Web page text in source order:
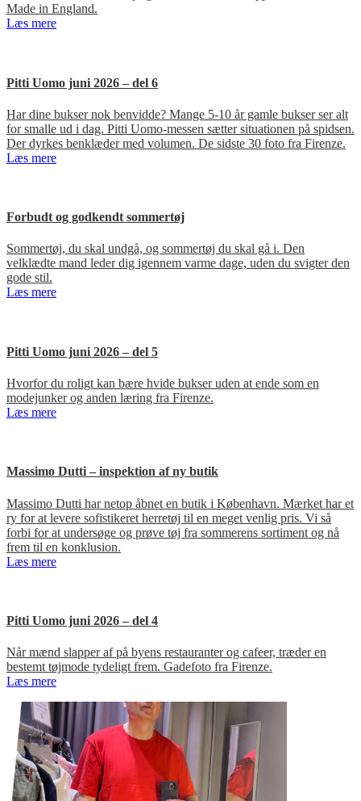
Made in England.
Læs mere
Pitti Uomo juni 2026 – del 6
Har dine bukser nok benvidde? Mange 5-10 år gamle bukser ser alt
for smalle ud i dag. Pitti Uomo-messen sætter situationen på spidsen.
Der dyrkes benklæder med volumen. De sidste 30 foto fra Firenze.
Læs mere
Forbudt og godkendt sommertøj
Sommertøj, du skal undgå, og sommertøj du skal gå i. Den
velklædte mand leder dig igennem varme dage, uden du svigter den
gode stil.
Læs mere
Pitti Uomo juni 2026 – del 5
Hvorfor du roligt kan bære hvide bukser uden at ende som en
modejunker og anden læring fra Firenze.
Læs mere
Massimo Dutti – inspektion af ny butik
Massimo Dutti har netop åbnet en butik i København. Mærket har et
ry for at levere sofistikeret herretøj til en meget venlig pris. Vi så
forbi for at undersøge og prøve tøj fra sommerens sortiment og nå
frem til en konklusion.
Læs mere
Pitti Uomo juni 2026 – del 4
Når mænd slapper af på byens restauranter og cafeer, træder en
bestemt tøjmode tydeligt frem. Gadefoto fra Firenze.
Læs mere